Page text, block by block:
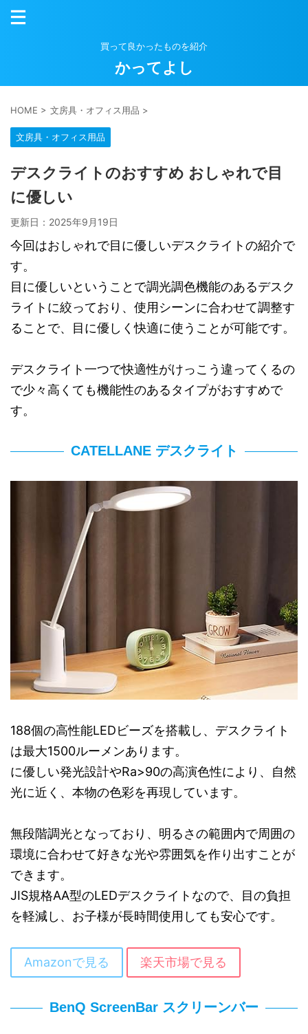
買って良かったものを紹介
かってよし
HOME > 文房具・オフィス用品 >
文房具・オフィス用品
デスクライトのおすすめ おしゃれで目
に優しい
更新日： 2025年9月19日
今回はおしゃれで目に優しいデスクライトの紹介で
す。
目に優しいということで調光調色機能のあるデスク
ライトに絞っており、使用シーンに合わせて調整す
ることで、目に優しく快適に使うことが可能です。
デスクライト一つで快適性がけっこう違ってくるの
で少々高くても機能性のあるタイプがおすすめで
す。
CATELLANE デスクライト
188個の高性能LEDビーズを搭載し、デスクライト
は最大1500ルーメンあります。
に優しい発光設計やRa>90の高演色性により、自然
光に近く、本物の色彩を再現しています。
無段階調光となっており、明るさの範囲内で周囲の
環境に合わせて好きな光や雰囲気を作り出すことが
できます。
JIS規格AA型のLEDデスクライトなので、目の負担
を軽減し、お子様が長時間使用しても安心です。
Amazonで見る 楽天市場で見る
BenQ ScreenBar スクリーンバー